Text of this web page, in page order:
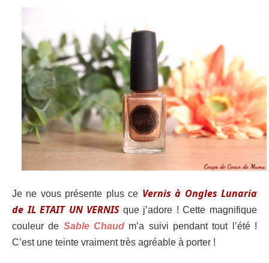
Je ne vous présente plus ce Vernis à Ongles Lunaria
de IL ETAIT UN VERNISque j’adore ! Cette magnifique
couleur de Sable Chaud m’a suivi pendant tout l’été !
C’est une teinte vraiment très agréable à porter !